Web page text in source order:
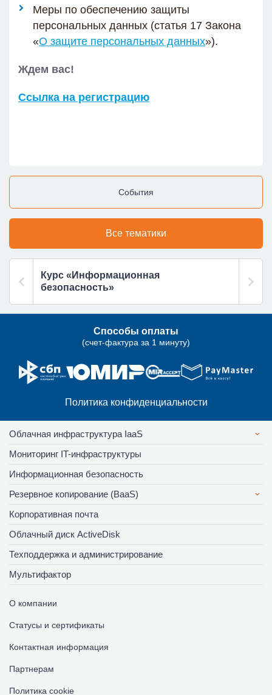
​Меры по обеспечению защиты
персональных данных (статья 17 Закона
«О защите персональных данных»).
Ждем вас!
Ссылка на регистрацию
События
Все тематики
Курс «Информационная
безопасность»
Способы оплаты
(счет-фактура за 1 минуту)
Политика конфиденциальности
Облачная инфраструктура IaaS
Мониторинг IT-инфраструктуры
Информационная безопасность
Резервное копирование (BaaS)
Корпоративная почта
Облачный диск ActiveDisk
Техподдержка и администрирование
Мультифактор
О компании
Статусы и сертификаты
Контактная информация
Партнерам
Политика cookie